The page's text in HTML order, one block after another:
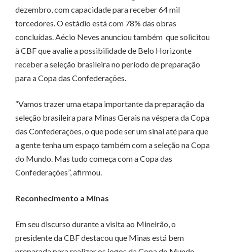
dezembro, com capacidade para receber 64 mil
torcedores. O estádio está com 78% das obras
concluídas. Aécio Neves anunciou também que solicitou
à CBF que avalie a possibilidade de Belo Horizonte
receber a seleção brasileira no período de preparação
para a Copa das Confederações.
“Vamos trazer uma etapa importante da preparação da
seleção brasileira para Minas Gerais na véspera da Copa
das Confederações, o que pode ser um sinal até para que
a gente tenha um espaço também com a seleção na Copa
do Mundo. Mas tudo começa com a Copa das
Confederações”, afirmou.
Reconhecimento a Minas
Em seu discurso durante a visita ao Mineirão, o
presidente da CBF destacou que Minas está bem